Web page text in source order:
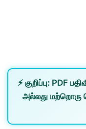
⚡ குறிப்பு: PDF
அல்லது மற்றொரு